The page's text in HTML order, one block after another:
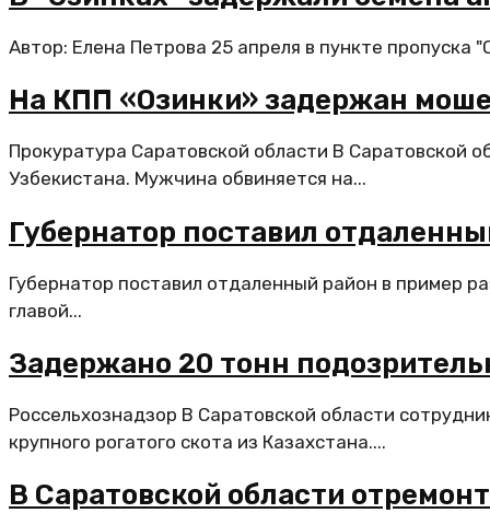
Автор: Елена Петрова 25 апреля в пункте
На КПП «Озинки» задержан
Прокуратура Саратовской области В Саратовской
Узбекистана. Мужчина обвиняется на...
Губернатор поставил
Губернатор поставил отдаленный район в пример
главой...
Задержано 20 тонн
Россельхознадзор В Саратовской области
крупного рогатого скота из Казахстана....
В Саратовской области